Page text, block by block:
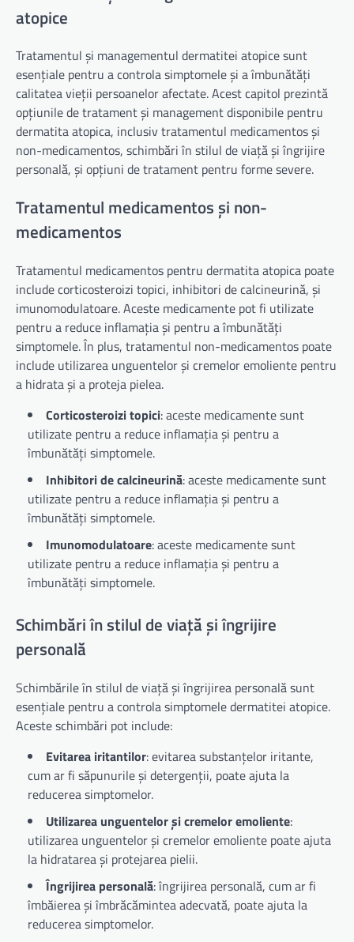
atopice
Tratamentul și managementul dermatitei atopice sunt
esențiale pentru a controla simptomele și a îmbunătăți
calitatea vieții persoanelor afectate. Acest capitol prezintă
opțiunile de tratament și management disponibile pentru
dermatita atopica, inclusiv tratamentul medicamentos și
non-medicamentos, schimbări în stilul de viață și îngrijire
personală, și opțiuni de tratament pentru forme severe.
Tratamentul medicamentos și non-
medicamentos
Tratamentul medicamentos pentru dermatita atopica poate
include corticosteroizi topici, inhibitori de calcineurină, și
imunomodulatoare. Aceste medicamente pot fi utilizate
pentru a reduce inflamația și pentru a îmbunătăți
simptomele. În plus, tratamentul non-medicamentos poate
include utilizarea unguentelor și cremelor emoliente pentru
a hidrata și a proteja pielea.
Corticosteroizi topici: aceste medicamente sunt
utilizate pentru a reduce inflamația și pentru a
îmbunătăți simptomele.
Inhibitori de calcineurină: aceste medicamente sunt
utilizate pentru a reduce inflamația și pentru a
îmbunătăți simptomele.
Imunomodulatoare: aceste medicamente sunt
utilizate pentru a reduce inflamația și pentru a
îmbunătăți simptomele.
Schimbări în stilul de viață și îngrijire
personală
Schimbările în stilul de viață și îngrijirea personală sunt
esențiale pentru a controla simptomele dermatitei atopice.
Aceste schimbări pot include:
Evitarea iritantilor: evitarea substanțelor iritante,
cum ar fi săpunurile și detergenții, poate ajuta la
reducerea simptomelor.
Utilizarea unguentelor și cremelor emoliente:
utilizarea unguentelor și cremelor emoliente poate ajuta
la hidratarea și protejarea pielii.
Îngrijirea personală: îngrijirea personală, cum ar fi
îmbăierea și îmbrăcămintea adecvată, poate ajuta la
reducerea simptomelor.